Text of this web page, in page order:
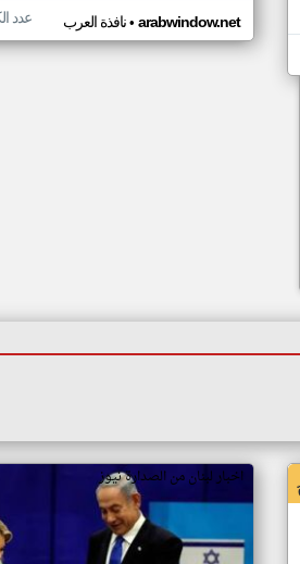
نافذة العرب• arabwindow.net عدد
اخبار لبنان من الصدارة نيوز